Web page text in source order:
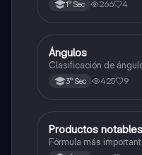
1° Sec 266 4
Matemáticas
Ángulos
Clasificación de
3° Sec 425 9
Matemáticas
Productos notables
Fórmula más